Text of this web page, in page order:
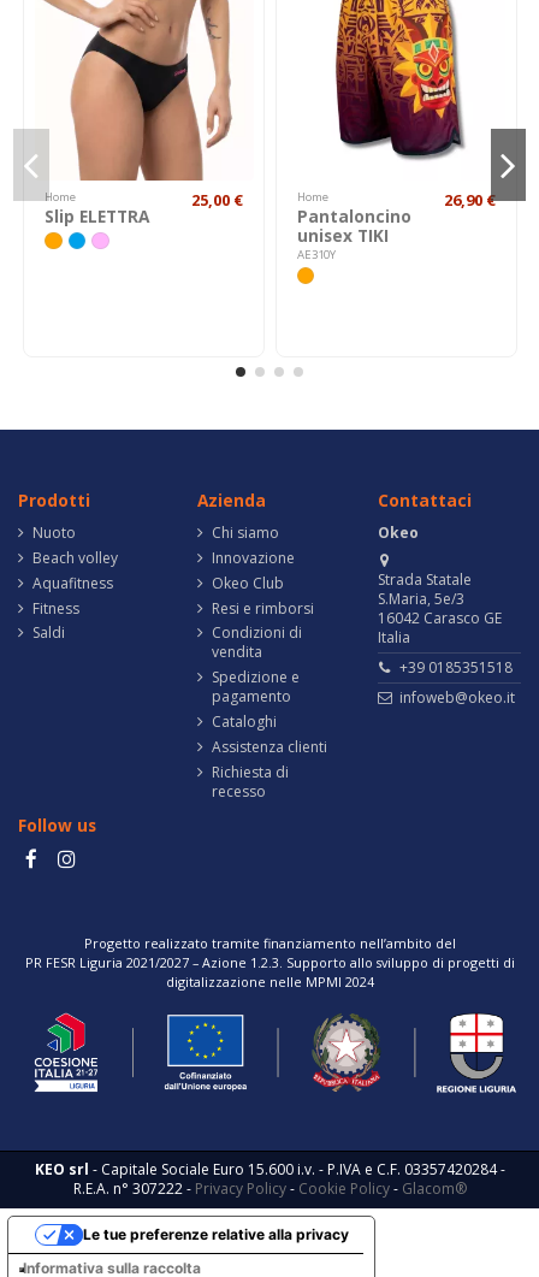
Home
Slip ELETTRA
25,00 € Home
Pantaloncino
unisex TIKI
AE310Y
26,90 €
Prodotti
Nuoto
Beach volley
Aquafitness
Fitness
Saldi
Azienda
Chi siamo
Innovazione
Okeo Club
Resi e rimborsi
Condizioni di
vendita
Spedizione e
pagamento
Cataloghi
Assistenza clienti
Richiesta di
recesso
Contattaci
Okeo
Strada Statale
S.Maria, 5e/3
16042 Carasco GE
Italia
+39 0185351518
infoweb@okeo.it
Follow us
Progetto realizzato tramite finanziamento nell’ambito del
PR FESR Liguria 2021/2027 – Azione 1.2.3. Supporto allo sviluppo di progetti di
digitalizzazione nelle MPMI 2024
KEO srl - Capitale Sociale Euro 15.600 i.v. - P.IVA e C.F. 03357420284 -
R.E.A. n° 307222 - Privacy Policy- Cookie Policy- Glacom®
Informativa sulla raccolta
Le tue preferenze relative alla privacy